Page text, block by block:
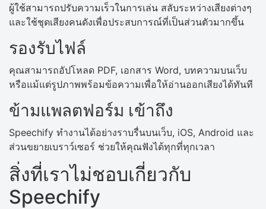
ผู้ใช้สามารถปรับความเร็วในการเล่น สลับระหว่างเสียงต่างๆ
และใช้ชุดเสียงคนดังเพื่อประสบการณ์ที่เป็นส่วนตัวมากขึ้น
รองรับไฟล์
คุณสามารถอัปโหลด PDF, เอกสาร Word, บทความบนเว็บ
หรือแม้แต่รูปภาพพร้อมข้อความเพื่อให้อ่านออกเสียงได้ทันที
ข้ามแพลตฟอร์ม เข้าถึง
Speechify ทำงานได้อย่างราบรื่นบนเว็บ, iOS, Android และ
ส่วนขยายเบราว์เซอร์ ช่วยให้คุณฟังได้ทุกที่ทุกเวลา
สิ่งที่เราไม่ชอบเกี่ยวกับ
Speechify